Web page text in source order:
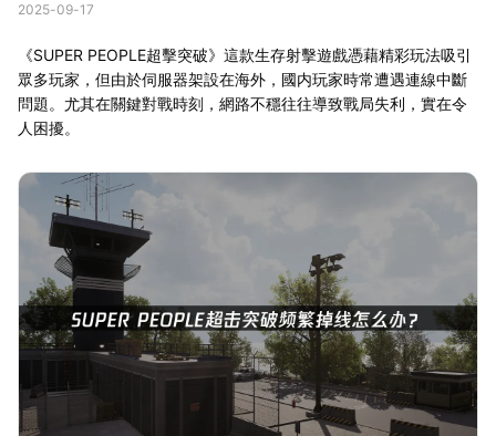
2025-09-17
《SUPER PEOPLE超擊突破》這款生存射擊遊戲憑藉精彩玩法吸引
眾多玩家，但由於伺服器架設在海外，國内玩家時常遭遇連線中斷
問題。尤其在關鍵對戰時刻，網路不穩往往導致戰局失利，實在令
人困擾。